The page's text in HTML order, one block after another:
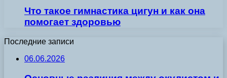
Что такое гимнастика цигун и как она
помогает здоровью
Последние записи
06.06.2026